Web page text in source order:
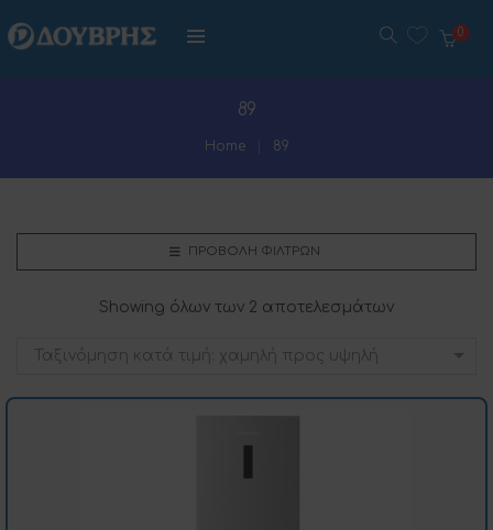
89
Home 89
ΠΡΟΒΟΛΉ ΦΊΛΤΡΩΝ
Showing όλων των 2 αποτελεσμάτων
Ταξινόμηση κατά τιμή: χαμηλή προς υψηλή